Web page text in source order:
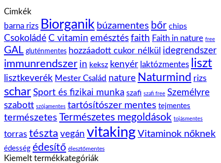
Cimkék
barna rizs Biorganik búzamentes bőr chips
Csokoládé C vitamin emésztés faith Faith in nature free
GAL gluténmentes hozzáadott cukor nélkül idegrendszer
immunrendszer in keksz kenyér laktózmentes liszt
lisztkeverék Mester Család nature Naturmind rizs
schar Sport és fizikai munka szafi szafi free Személyre
szabott szójamentes tartósítószer mentes tejmentes
természetes Természetes megoldások tojásmentes
torras tészta vegán vitaking Vitaminok nőknek
édesség édesítő élesztőmentes
Kiemelt termékkategóriák